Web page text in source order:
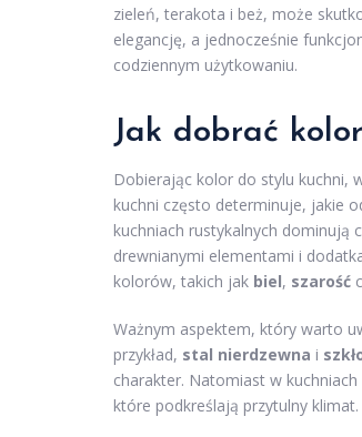
zieleń, terakota i beż, może
elegancję, a jednocześnie
codziennym użytkowaniu.
Jak dobrać
Dobierając kolor do stylu kuchni,
kuchni często determinuje, jakie
kuchniach rustykalnych dominują
drewnianymi elementami i
kolorów, takich jak biel, szarość
Ważnym aspektem, który warto
przykład, stal nierdzewna i
charakter. Natomiast w
które podkreślają przytulny klimat.